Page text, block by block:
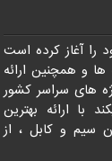
را آغاز کرده است
ها و همچنین ارائه
های سراسر کشور
با ارائه بهترین
سیم و کابل ، از